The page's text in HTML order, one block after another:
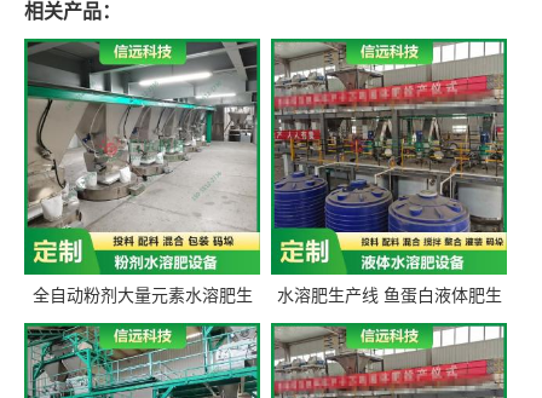
相关产品：
全自动粉剂大量元素水溶肥生
产设备 信远科技肥料生产设备
源头厂家
水溶肥生产线 鱼蛋白液体肥生
产设备 氨基酸液态肥全套设备